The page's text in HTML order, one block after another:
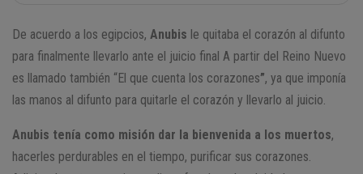
De acuerdo a los egipcios, Anubis le quitaba el corazón al difunto
para finalmente llevarlo ante el juicio final A partir del Reino Nuevo
es llamado también “El que cuenta los corazones”, ya que imponía
las manos al difunto para quitarle el corazón y llevarlo al juicio.
Anubis tenía como misión dar la bienvenida a los muertos,
hacerles perdurables en el tiempo, purificar sus corazones.